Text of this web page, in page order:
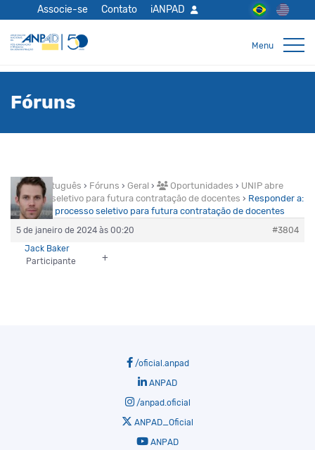
Associe-se Contato iANPAD
Fóruns
Home Português › Fóruns › Geral › Oportunidades › UNIP abre
processo seletivo para futura contratação de docentes › Responder a:
UNIP abre processo seletivo para futura contratação de docentes
5 de janeiro de 2024 às 00:20
#3804
Jack Baker
Participante
+
/oficial.anpad
ANPAD
/anpad.oficial
ANPAD_Oficial
ANPAD